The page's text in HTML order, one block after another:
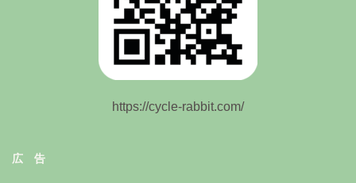
https://cycle-rabbit.com/
広 告